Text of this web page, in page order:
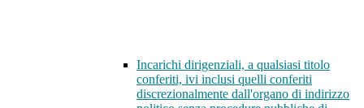
Incarichi dirigenziali, a qualsiasi titolo
conferiti, ivi inclusi quelli conferiti
discrezionalmente dall'organo di indirizzo